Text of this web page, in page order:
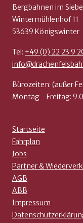
Bergbahnen im
Wintermühlenhof 11
53639 Königswinter
Tel: +49 (0) 22 23.9
Bürozeiten: (außer
Montag - Freitag:
Startseite
Fahrplan
Jobs
Partner &
AGB
ABB
Impressum